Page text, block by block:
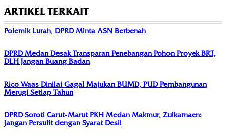
ARTIKEL TERKAIT
Polemik Lurah, DPRD Minta ASN Berbenah
DPRD Medan Desak Transparan Penebangan Pohon Proyek BRT,
DLH Jangan Buang Badan
Rico Waas Dinilai Gagal Majukan BUMD, PUD Pembangunan
Merugi Setiap Tahun
DPRD Soroti Carut-Marut PKH Medan Makmur, Zulkarnaen:
Jangan Persulit dengan Syarat Desil